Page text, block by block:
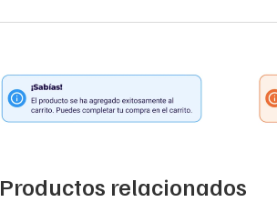
Productos relacionados